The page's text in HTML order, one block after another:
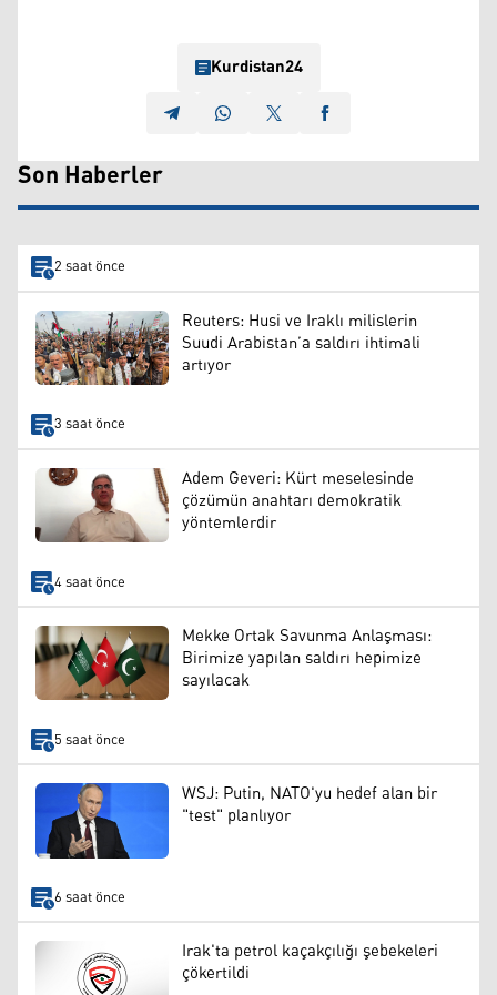
Kurdistan24
Son Haberler
2 saat önce
Reuters: Husi ve Iraklı milislerin
Suudi Arabistan’a saldırı ihtimali
artıyor
3 saat önce
Adem Geveri: Kürt meselesinde
çözümün anahtarı demokratik
yöntemlerdir
4 saat önce
Mekke Ortak Savunma Anlaşması:
Birimize yapılan saldırı hepimize
sayılacak
5 saat önce
WSJ: Putin, NATO'yu hedef alan bir
"test" planlıyor
6 saat önce
Irak'ta petrol kaçakçılığı şebekeleri
çökertildi